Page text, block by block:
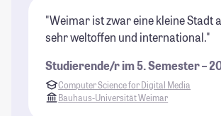
"Weimar ist zwar eine kleine Stadt
sehr weltoffen und international."
Studierende/r im 5. Semester –
Computer Science for Digital Media
Bauhaus-Universität Weimar